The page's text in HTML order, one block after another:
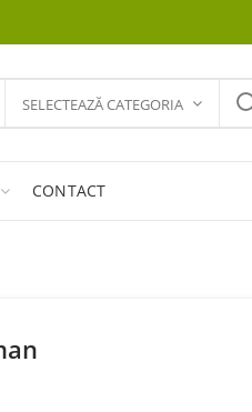
SELECTEAZĂ CATEGORIA
CONTACT